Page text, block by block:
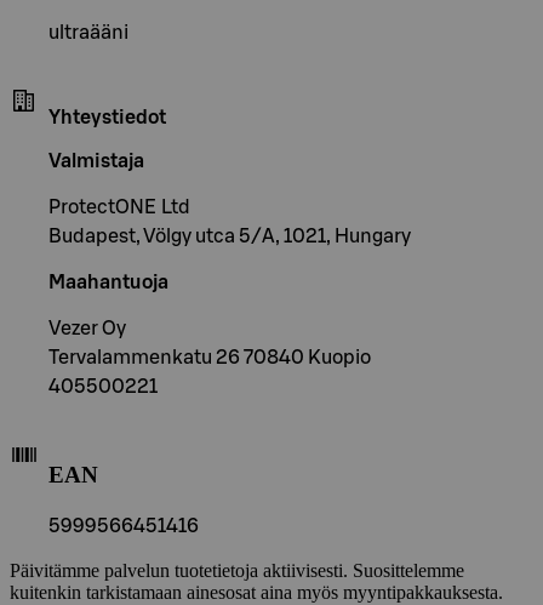
ultraääni
Yhteystiedot
Valmistaja
ProtectONE Ltd
Budapest, Völgy utca 5/A, 1021, Hungary
Maahantuoja
Vezer Oy
Tervalammenkatu 26 70840 Kuopio
405500221
EAN
5999566451416
Päivitämme palvelun tuotetietoja aktiivisesti. Suosittelemme
kuitenkin tarkistamaan ainesosat aina myös myyntipakkauksesta.